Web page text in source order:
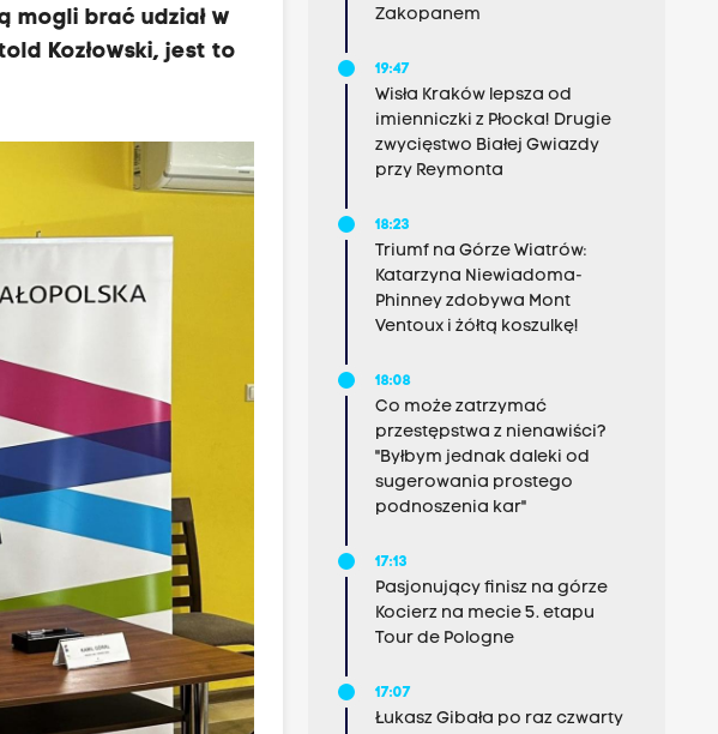
mogli brać udział w
Kozłowski, jest to
Zakopanem
19:47
Wisła Kraków lepsza od
imienniczki z Płocka! Drugie
zwycięstwo Białej Gwiazdy
przy Reymonta
18:23
Triumf na Górze Wiatrów:
Katarzyna Niewiadoma-
Phinney zdobywa Mont
Ventoux i żółtą koszulkę!
18:08
Co może zatrzymać
przestępstwa z nienawiści?
"Byłbym jednak daleki od
sugerowania prostego
podnoszenia kar"
17:13
Pasjonujący finisz na górze
Kocierz na mecie 5. etapu
Tour de Pologne
17:07
Łukasz Gibała po raz czwarty